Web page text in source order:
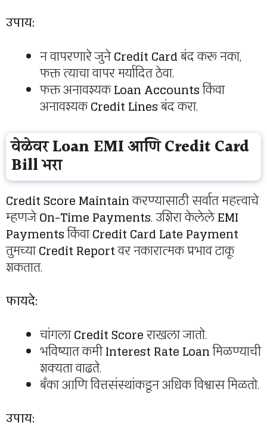
उपाय:
न वापरणारे जुनेCredit Cardबंद करू नका,
फक्त त्याचा वापर मर्यादित ठेवा.
फक्त अनावश्यकLoan Accountsकिंवा
अनावश्यकCredit Linesबंद करा.
वेळेवर Loan EMI आणि Credit Card
Bill भरा
Credit Score Maintainकरण्यासाठी सर्वात महत्त्वाचे
म्हणजेOn-Time Payments. उशिरा केलेलेEMI
PaymentsकिंवाCredit Card Late Payment
तुमच्याCredit Reportवर नकारात्मक प्रभाव टाकू
शकतात.
फायदे:
चांगलाCredit Scoreराखला जातो.
भविष्यात कमीInterest Rate Loanमिळण्याची
शक्यता वाढते.
बँका आणि वित्तसंस्थांकडून अधिक विश्वास मिळतो.
उपाय: